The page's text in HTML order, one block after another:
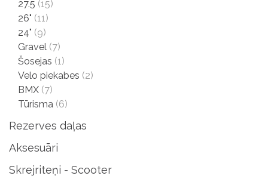
27.5 (15)
26" (11)
24" (9)
Gravel (7)
Šosejas (1)
Velo piekabes (2)
BMX (7)
Tūrisma (6)
Rezerves daļas
Aksesuāri
Skrejriteņi - Scooter